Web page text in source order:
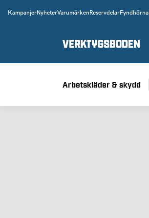
KampanjerNyheterVarumärken ReservdelarFyndhörna
Arbetskläder & skydd